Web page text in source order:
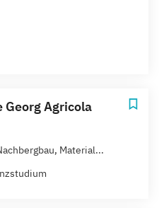
Georg Agricola
Material...